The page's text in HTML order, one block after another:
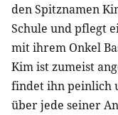
den Spitznamen
Schule und pflegt
mit ihrem Onkel
Kim ist zumeist
findet ihn peinlich
über jede seiner